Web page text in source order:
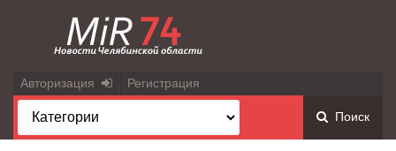
Авторизация Регистрация
Поиск